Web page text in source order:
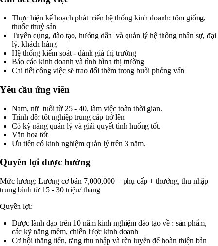
Thực hiện kế hoạch phát triển hệ thống kinh doanh: tôm giống,
thuốc thuỷ sản
Tuyển dụng, đào tạo, hướng dẫn và quản lý hệ thống nhân sự, đại
lý, khách hàng
Hệ thống kiểm soát - đánh giá thị trường
Báo cáo kinh doanh và tình hình thị trường
Chi tiết công việc sẽ trao đổi thêm trong buổi phỏng vấn
Yêu cầu ứng viên
Nam, nữ tuổi từ 25 - 40, làm việc toàn thời gian.
Trình độ: tốt nghiệp trung cấp trở lên
Có kỹ năng quản lý và giải quyết tình huống tốt.
Văn hoá tốt
Ưu tiên có kinh nghiệm quản lý trên 3 năm.
Quyền lợi được hưởng
Mức lương: Lương cơ bản 7,000,000 + phụ cấp + thưởng, thu nhập
trung bình từ 15 - 30 triệu/ tháng
Quyền lợi:
Được lãnh đạo trên 10 năm kinh nghiệm đào tạo về : sản phẩm,
các kỹ năng mềm, chiến lược kinh doanh
Cơ hội thăng tiến, tăng thu nhập và rèn luyện để hoàn thiện bản